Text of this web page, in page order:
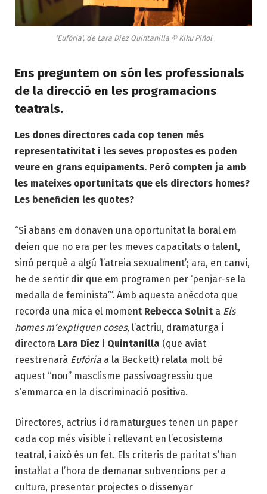
'Eufòria', de Lara Díez Quintanilla © Kiku Piñol
Ens preguntem on són les professionals
de la direcció en les programacions
teatrals.
Les dones directores cada cop tenen més
representativitat i les seves propostes es poden
veure en grans equipaments. Però compten ja amb
les mateixes oportunitats que els directors homes?
Les beneficien les quotes?
“Si abans em donaven una oportunitat la boral em
deien que no era per les meves capacitats o talent,
sinó perquè a algú ‘l’atreia sexualment’; ara, en canvi,
he de sentir dir que em programen per ‘penjar-se la
medalla de feminista’”. Amb aquesta anècdota que
recorda una mica el moment Rebecca Solnit a Els
homes m’expliquen coses, l’actriu, dramaturga i
directora Lara Díez i Quintanilla (que aviat
reestrenarà Eufòria a la Beckett) relata molt bé
aquest “nou” masclisme passivoagressiu que
s’emmarca en la discriminació positiva.
Directores, actrius i dramaturgues tenen un paper
cada cop més visible i rellevant en l’ecosistema
teatral, i això és un fet. Els criteris de paritat s’han
instal·lat a l’hora de demanar subvencions per a
cultura, presentar projectes o dissenyar